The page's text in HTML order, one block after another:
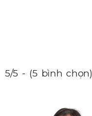
5/5 - (5 bình chọn)